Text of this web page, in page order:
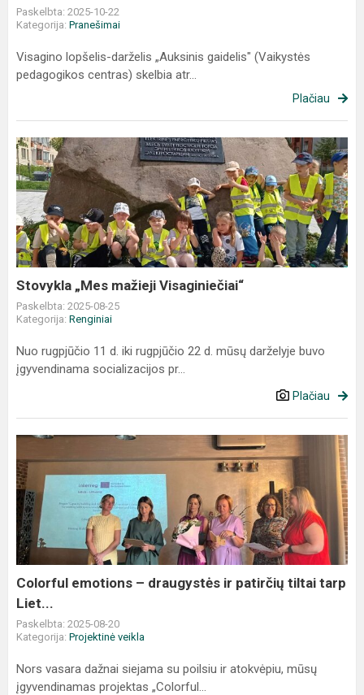
Paskelbta: 2025-10-22
Kategorija: Pranešimai
Visagino lopšelis-darželis „Auksinis gaidelis" (Vaikystės
pedagogikos centras) skelbia atr...
Plačiau
Stovykla
„Mes
mažieji
Visaginiečiai“
Stovykla „Mes mažieji Visaginiečiai“
Paskelbta: 2025-08-25
Kategorija: Renginiai
Nuo rugpjūčio 11 d. iki rugpjūčio 22 d. mūsų darželyje buvo
įgyvendinama socializacijos pr...
Plačiau
Colorful
emotions
–
draugystės
ir
patirčių
tiltai
tarp
Liet...
Colorful emotions – draugystės ir patirčių tiltai tarp
Liet...
Paskelbta: 2025-08-20
Kategorija: Projektinė veikla
Nors vasara dažnai siejama su poilsiu ir atokvėpiu, mūsų
įgyvendinamas projektas „Colorful...